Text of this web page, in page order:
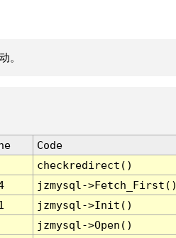
。
Code
checkredirect()
jzmysql-
jzmysql->Init()
jzmysql->Open()